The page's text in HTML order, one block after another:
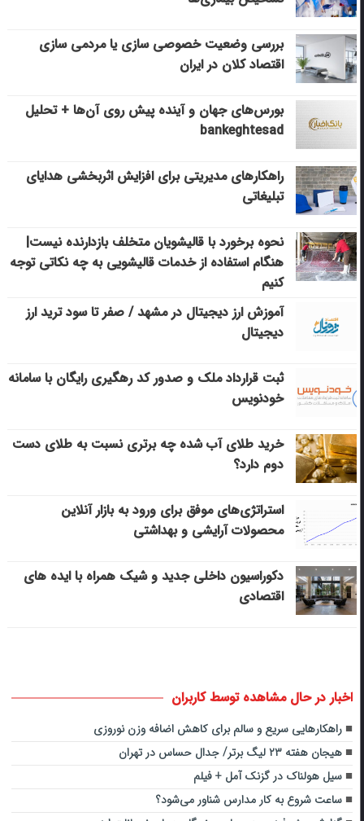
بررسی وضعیت خصوصی سازی یا مردمی سازی
اقتصاد کلان در ایران
بورس‌های جهان و آینده پیش روی آن‌ها + تحلیل
bankeghtesad
راهکارهای مدیریتی برای افزایش اثربخشی هدایای
تبلیغاتی
نحوه برخورد با قالیشویان متخلف بازدارنده نیست|
هنگام استفاده از خدمات قالیشویی به چه نکاتی توجه
کنیم
آموزش ارز دیجیتال در مشهد / صفر تا سود ترید ارز
دیجیتال
ثبت قرارداد ملک و صدور کد رهگیری رایگان با سامانه
خودنویس
خرید طلای آب شده چه برتری نسبت به طلای دست
دوم دارد؟
استراتژی‌های موفق برای ورود به بازار آنلاین
محصولات آرایشی و بهداشتی
دکوراسیون داخلی جدید و شیک همراه با ایده های
اقتصادی
اخبار در حال مشاهده توسط کاربران
راهکارهایی سریع و سالم برای کاهش اضافه وزن نوروزی
هیجان هفته ۲۳ لیگ برتر/ جدال حساس در تهران
سیل هولناک در گزنک آمل + فیلم
ساعت شروع به کار مدارس شناور می‌شود؟